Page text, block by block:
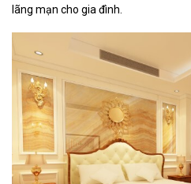
lãng mạn cho gia đình.